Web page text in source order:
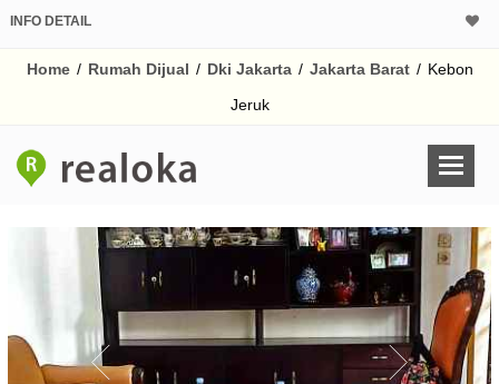
INFO DETAIL
Home / Rumah Dijual / Dki Jakarta / Jakarta Barat / Kebon
Jeruk
Harga Rp
% /th
Untuk hasil simulasi
pada kotak-